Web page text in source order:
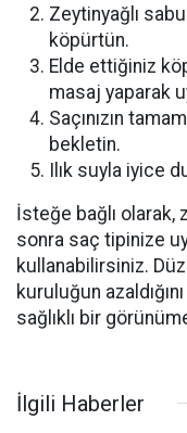
Zeytinyağlı
köpürtün.
Elde ettiğiniz
masaj yaparak
Saçınızın
bekletin.
Ilık suyla iyice
İsteğe bağlı olarak,
sonra saç tipinize
kullanabilirsiniz.
kuruluğun
sağlıklı bir
İlgili Haberler